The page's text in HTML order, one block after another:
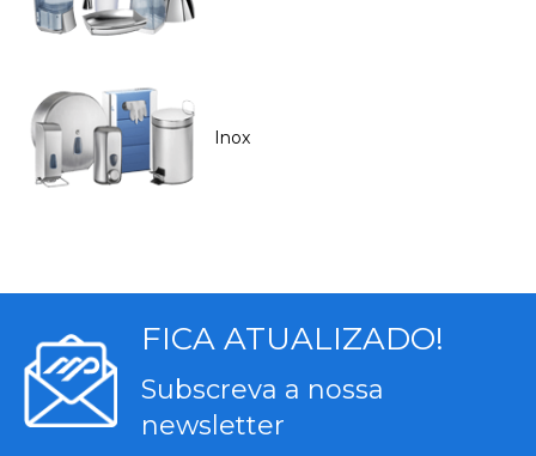
Inox
FICA ATUALIZADO!
Subscreva a nossa
newsletter